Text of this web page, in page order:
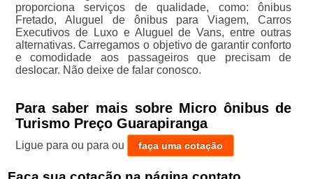
proporciona serviços de qualidade, como: ônibus
Fretado, Aluguel de ônibus para Viagem, Carros
Executivos de Luxo e Aluguel de Vans, entre outras
alternativas. Carregamos o objetivo de garantir conforto
e comodidade aos passageiros que precisam de
deslocar. Não deixe de falar conosco.
Para saber mais sobre Micro ônibus de
Turismo Preço Guarapiranga
Ligue para ou para ou faça uma cotação